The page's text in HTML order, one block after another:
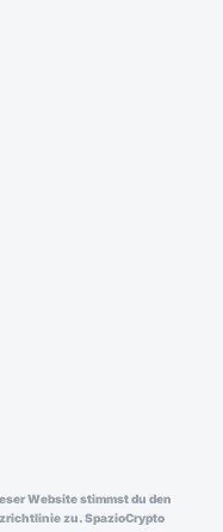
Website stimmst du den
zu. SpazioCrypto